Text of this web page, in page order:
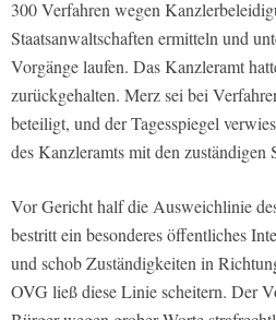
300 Verfahren wegen
Staatsanwaltschaften ermitteln und
Vorgänge laufen. Das Kanzleramt
zurückgehalten. Merz sei bei
beteiligt, und der Tagesspiegel
des Kanzleramts mit den zuständigen
Vor Gericht half die Ausweichlinie
bestritt ein besonderes öffentliches
und schob Zuständigkeiten in
OVG ließ diese Linie scheitern. Der